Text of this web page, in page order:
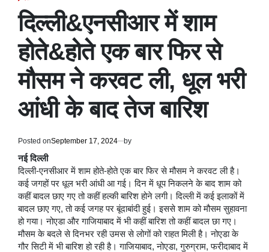
IN
दिल्ली&एनसीआर में शाम
होते&होते एक बार फिर से
मौसम ने करवट ली, धूल भरी
आंधी के बाद तेज बारिश
Posted onSeptember 17, 2024 by
नई दिल्ली
दिल्ली-एनसीआर में शाम होते-होते एक बार फिर से मौसम ने करवट ली है।
कई जगहों पर धूल भरी आंधी आ गई। दिन में धूप निकलने के बाद शाम को
कहीं बादल छाए गए तो कहीं हल्की बारिश होने लगी। दिल्ली में कई इलाकों में
बादल छाए गए, तो कई जगह पर बूंदाबांदी हुई। इससे शाम को मौसम सुहावना
हो गया। नोएडा और गाजियाबाद में भी कहीं बारिश तो कहीं बादल छा गए।
मौसम के बदले से दिनभर रही उमस से लोगों को राहत मिली है। नोएडा के
गौर सिटी में भी बारिश हो रही है। गाजियाबाद, नोएडा, गुरुग्राम, फरीदाबाद में